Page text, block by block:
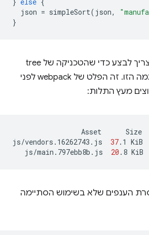
json = simpleSort( json,
}
אלה כל הפעולות שצריך לבצע כדי שהטכניקה של tree
shaking תפעל בדוגמה הזו. זה הפלט של webpack לפני
מעץ התלות:
Asset Size
js/vendors.16262743.js
37.1 KiB
js/main.797ebb8b.js
20 .8 KiB
הענפים שלא בשימוש הסתיימה